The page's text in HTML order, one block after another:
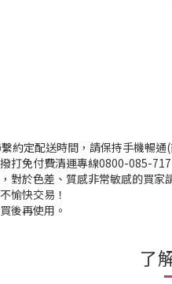
約定配送時間，請保持手機暢通
打免付費清運專線0800-085-
對於色差、質感非常敏感的買家
愉快交易！
後再使用。
了